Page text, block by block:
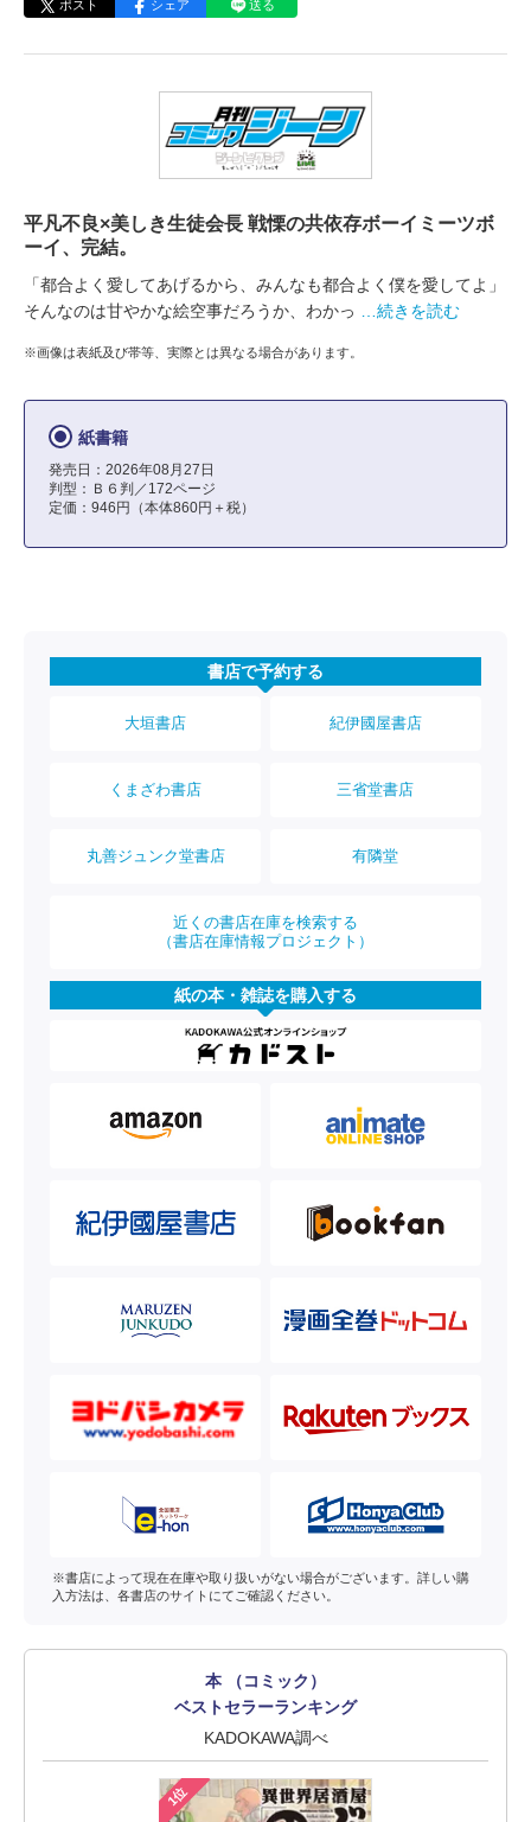
ポスト シェア 送る
平凡不良×美しき生徒会長 戦慄の共依存ボーイミーツボ
ーイ、完結。
「都合よく愛してあげるから、みんなも都合よく僕を愛してよ」
そんなのは甘やかな絵空事だろうか、わかっ
…続きを読む
※画像は表紙及び帯等、実際とは異なる場合があります。
紙書籍
発売日：2026年08月27日
判型：Ｂ６判／172ページ
定価：946円（本体860円＋税）
書店で予約する
大垣書店 紀伊國屋書店
くまざわ書店 三省堂書店
丸善ジュンク堂書店 有隣堂
近くの書店在庫を検索する
（書店在庫情報プロジェクト）
紙の本・雑誌を購入する
※書店によって現在在庫や取り扱いがない場合がございます。詳しい購
入方法は、各書店のサイトにてご確認ください。
本 （コミック）
ベストセラーランキング
KADOKAWA調べ
1位